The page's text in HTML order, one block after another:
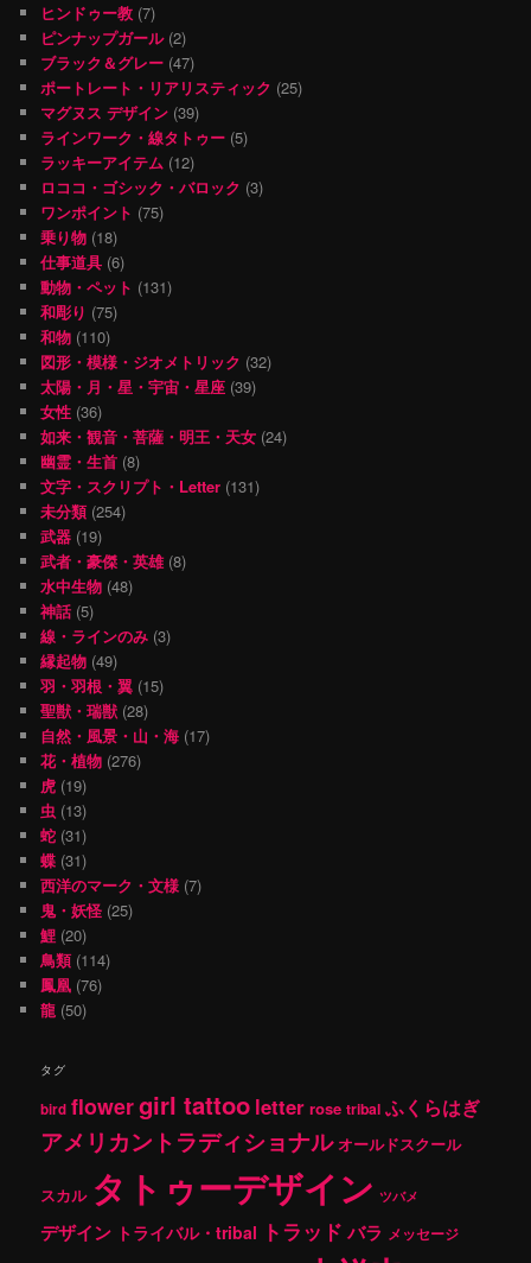
ヒンドゥー教 (7)
ピンナップガール(2)
ブラック＆グレー (47)
ポートレート・リアリスティック (25)
マグヌス デザイン (39)
ラインワーク・線タトゥー (5)
ラッキーアイテム (12)
ロココ・ゴシック・バロック (3)
ワンポイント (75)
乗り物 (18)
仕事道具 (6)
動物・ペット (131)
和彫り (75)
和物 (110)
図形・模様・ジオメトリック (32)
太陽・月・星・宇宙・星座 (39)
女性 (36)
如来・観音・菩薩・明王・天女 (24)
幽霊・生首 (8)
文字・スクリプト・Letter (131)
未分類(254)
武器 (19)
武者・豪傑・英雄(8)
水中生物 (48)
神話 (5)
線・ラインのみ (3)
縁起物 (49)
羽・羽根・翼 (15)
聖獣・瑞獣 (28)
自然・風景・山・海 (17)
花・植物 (276)
虎 (19)
虫 (13)
蛇 (31)
蝶 (31)
西洋のマーク・文様 (7)
鬼・妖怪 (25)
鯉 (20)
鳥類(114)
鳳凰 (76)
龍 (50)
タグ
bird flowergirl tattoo letter rose tribal ふくらはぎ
アメリカントラディショナル オールドスクール
スカル タトゥーデザイン ツバメ
デザイン トライバル・tribal トラッド バラ メッセージ